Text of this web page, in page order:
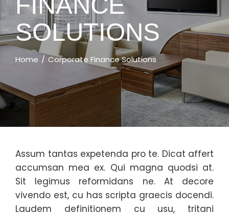
SOLUTIONS
Home Corporate Finance Solutions
Assum tantas expetenda pro te. Dicat affert
accumsan mea ex. Qui magna quodsi at.
Sit legimus reformidans ne. At decore
vivendo est, cu has scripta graecis docendi.
Laudem definitionem cu usu, tritani